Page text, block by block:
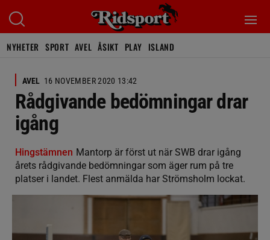
NYHETER SPORT AVEL ÅSIKT PLAY ISLAND
AVEL 16 NOVEMBER 2020 13:42
Rådgivande bedömningar drar
igång
Hingstämnen Mantorp är först ut när SWB drar igång
årets rådgivande bedömningar som äger rum på tre
platser i landet. Flest anmälda har Strömsholm lockat.